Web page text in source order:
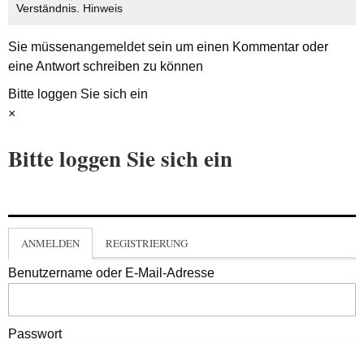
Verständnis. Hinweis
Sie müssenangemeldetsein um einen Kommentar oder
eine Antwort schreiben zu können
Bitte loggen Sie sich ein
×
Bitte loggen Sie sich ein
ANMELDEN REGISTRIERUNG
Benutzername oder E-Mail-Adresse
Passwort